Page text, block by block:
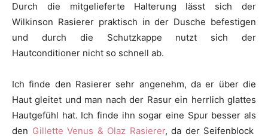
Durch die mitgelieferte Halterung lässt sich der
Wilkinson Rasierer praktisch in der Dusche befestigen
und durch die Schutzkappe nutzt sich der
Hautconditioner nicht so schnell ab.
Ich finde den Rasierer sehr angenehm, da er über die
Haut gleitet und man nach der Rasur ein herrlich glattes
Hautgefühl hat. Ich finde ihn sogar eine Spur besser als
den Gillette Venus & Olaz Rasierer, da der Seifenblock